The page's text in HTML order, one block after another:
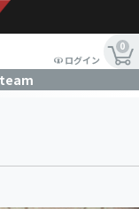
ログイン
0